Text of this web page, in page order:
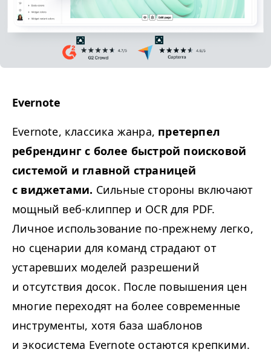
Evernote
Evernote, классика жанра, претерпел
ребрендинг с более быстрой поисковой
системой и главной страницей
с виджетами. Сильные стороны включают
мощный веб-клиппер и OCRдля PDF.
Личное использование по-прежнему легко,
но сценарии для команд страдают от
устаревших моделей разрешений
и отсутствия досок. После повышения цен
многие переходят на более современные
инструменты, хотя база шаблонов
и экосистема Evernote остаются крепкими.